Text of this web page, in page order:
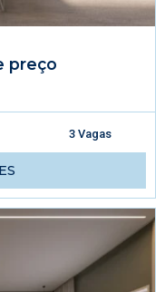
preço
3 Vagas